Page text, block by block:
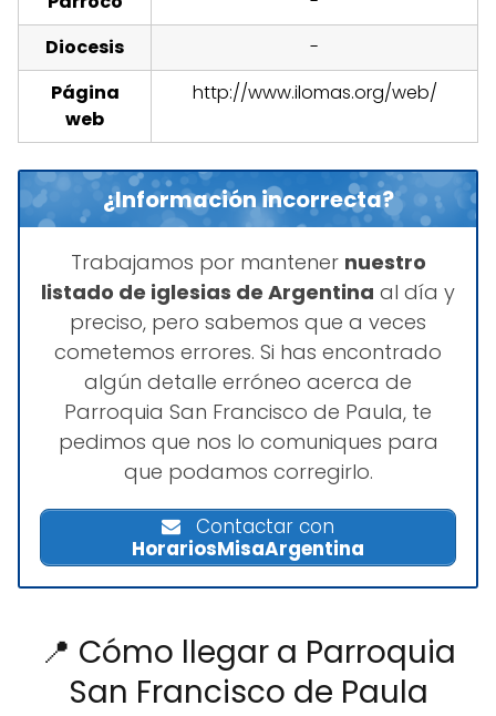
Diocesis
-
Página
web
http://www.ilomas.org/web/
¿Información incorrecta?
Trabajamos por mantener nuestro
listado de iglesias de Argentina al día y
preciso, pero sabemos que a veces
cometemos errores. Si has encontrado
algún detalle erróneo acerca de
Parroquia San Francisco de Paula, te
pedimos que nos lo comuniques para
que podamos corregirlo.
Contactar con
HorariosMisaArgentina
📍 Cómo llegar a Parroquia
San Francisco de Paula